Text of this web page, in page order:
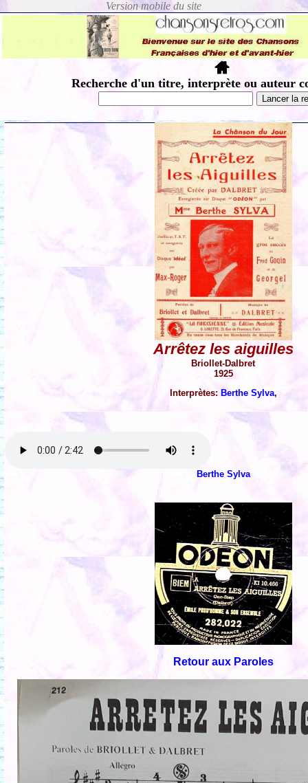
Recherche d'un titre, interprète ou auteur
Arrêtez les aiguilles
Briollet-Dalbret
1925
Interprètes: Berthe Sylva,
Berthe Sylva
Retour aux Paroles